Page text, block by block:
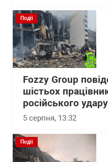
Події
Fozzy Group
шістьох
російського удару
5 серпня, 13:32
Події